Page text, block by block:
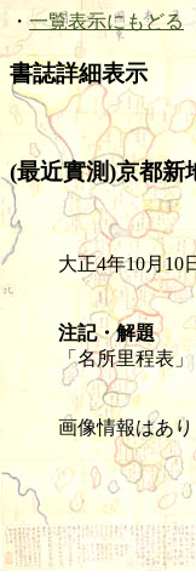
・ 一覧表示にもどる
書誌詳細表示
(最近實測)京都新
大正4年10月10
注記・解題
「名所里程表
画像情報はあり